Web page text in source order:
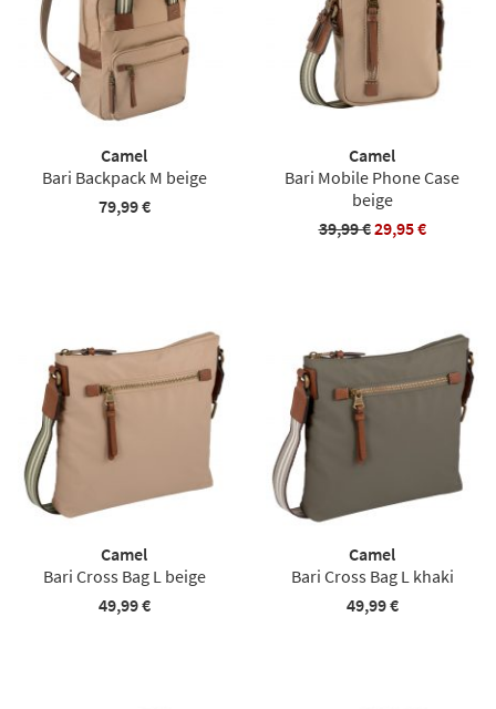
Camel
Bari Backpack M beige
79,99 €
Camel
Bari Mobile Phone Case
beige
39,99 €29,95 €
Camel
Bari Cross Bag L beige
49,99 €
Camel
Bari Cross Bag L khaki
49,99 €